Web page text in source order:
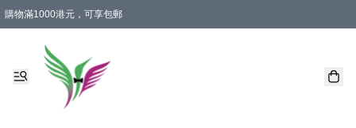
購物滿1000港元，可享包郵